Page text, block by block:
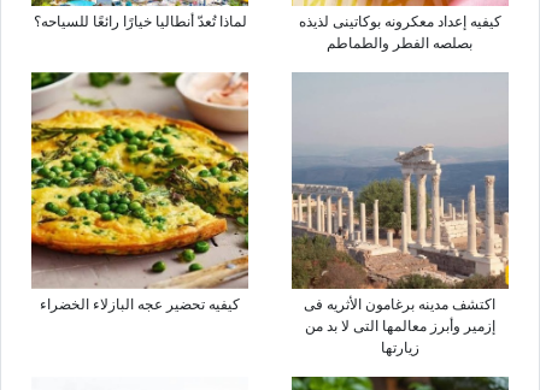
کیفیه إعداد معکرونه بوکاتینی لذیذه
بصلصه الفطر والطماطم
لماذا تُعدّ أنطالیا خیارًا رائعًا للسیاحه؟
اکتشف مدینه برغامون الأثریه فی
إزمیر وأبرز معالمها التی لا بد من
زیارتها
کیفیه تحضیر عجه البازلاء الخضراء